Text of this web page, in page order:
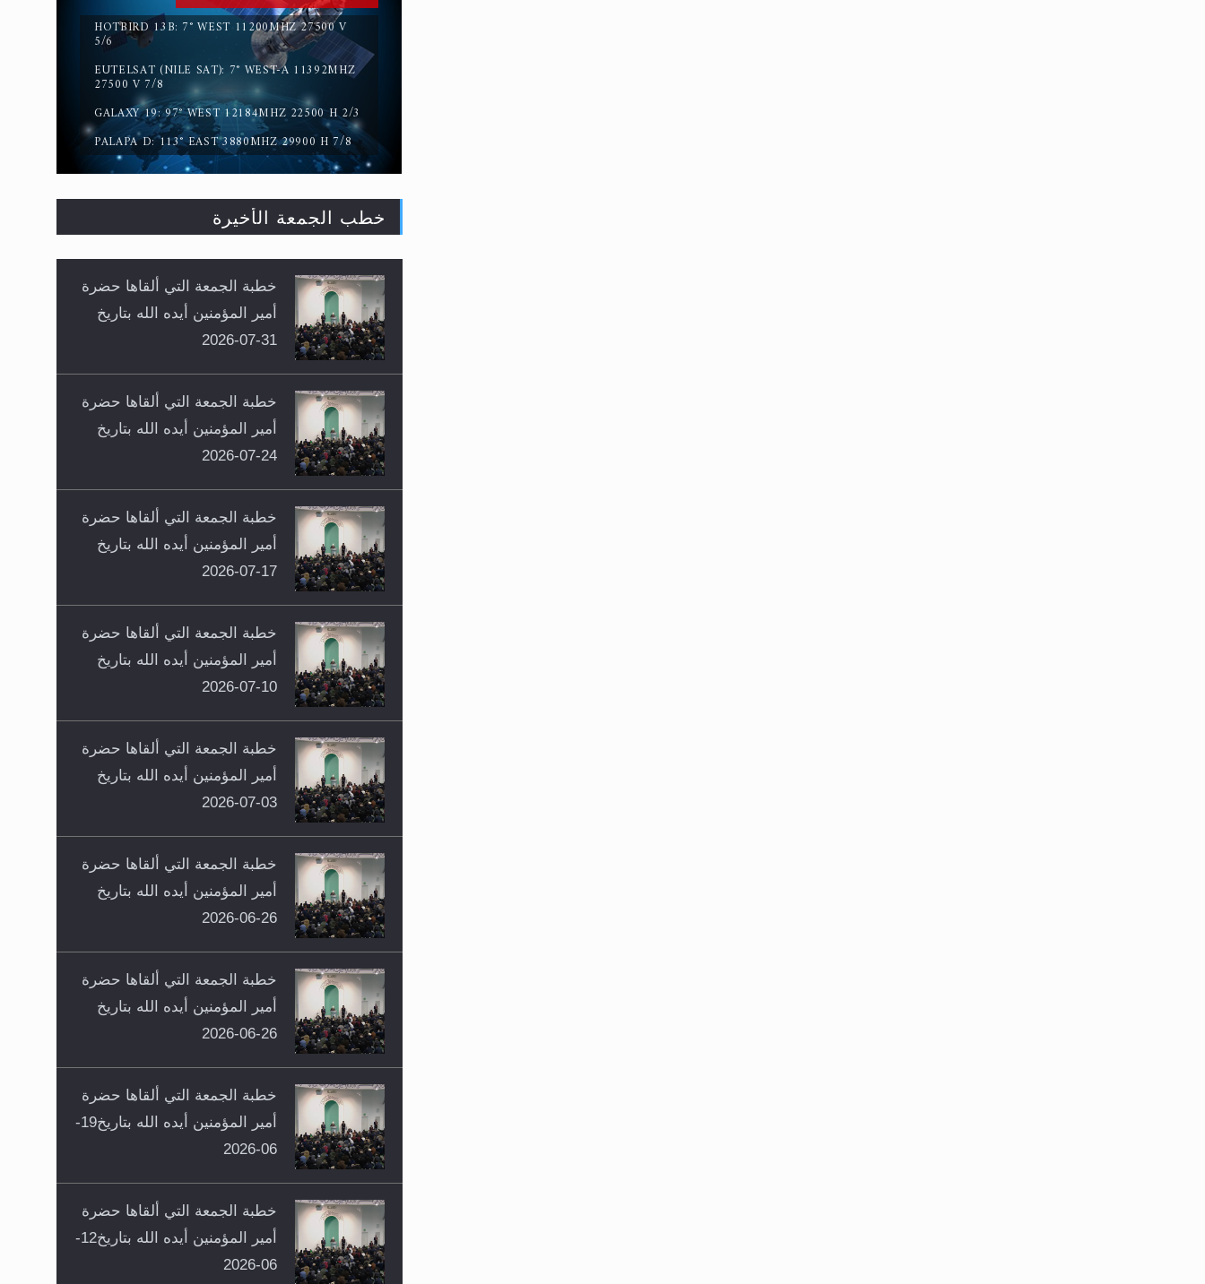
ومهيمنٌ عليها.. ليس العكس
HOTBIRD 13B: 7° WEST 11200MHZ 27500 V
5/6
EUTELSAT (NILE SAT): 7° WEST-A 11392MHZ
27500 V 7/8
GALAXY 19: 97° WEST 12184MHZ 22500 H 2/3
PALAPA D: 113° EAST 3880MHZ 29900 H 7/8
خطب الجمعة الأخيرة
خطبة الجمعة التي ألقاها حضرة
أمير المؤمنين أيده الله بتاريخ
31-07-2026
خطبة الجمعة التي ألقاها حضرة
أمير المؤمنين أيده الله بتاريخ
24-07-2026
خطبة الجمعة التي ألقاها حضرة
أمير المؤمنين أيده الله بتاريخ
17-07-2026
خطبة الجمعة التي ألقاها حضرة
أمير المؤمنين أيده الله بتاريخ
10-07-2026
خطبة الجمعة التي ألقاها حضرة
أمير المؤمنين أيده الله بتاريخ
03-07-2026
خطبة الجمعة التي ألقاها حضرة
أمير المؤمنين أيده الله بتاريخ
26-06-2026
خطبة الجمعة التي ألقاها حضرة
أمير المؤمنين أيده الله بتاريخ
26-06-2026
خطبة الجمعة التي ألقاها حضرة
أمير المؤمنين أيده الله بتاريخ19-
06-2026
خطبة الجمعة التي ألقاها حضرة
أمير المؤمنين أيده الله بتاريخ12-
06-2026